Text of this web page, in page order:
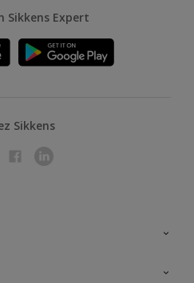
Sikkens Expert
Sikkens